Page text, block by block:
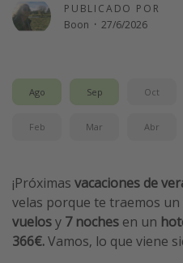
Viajes para singles
Más temas
Guía de equipaje de mano
Parques de atracciones
Viaja con musicales
PUBLICADO POR
Boon · 27/6/2026
Ago Sep Oct
Feb Mar Abr
¡Próximas vacaciones de
velas porque te traemos
vuelosy 7 noches en un
366€.Vamos, lo que viene